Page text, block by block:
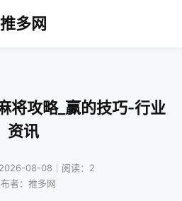
推多网
将攻略_赢的技巧-行业
资讯
08-08｜阅读：2
者：推多网